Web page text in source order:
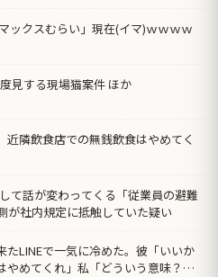
ックスむらい」現在(イマ)ｗｗｗｗ
見する現場猫案件 ほか
隣飲食店での無銭飲食はやめてく
て話が変わってくる「従業員の避難
が社内規定に抵触していた疑い
LINEで一気に冷めた。彼「いいか
やめてくれ」私「どういう意味？」